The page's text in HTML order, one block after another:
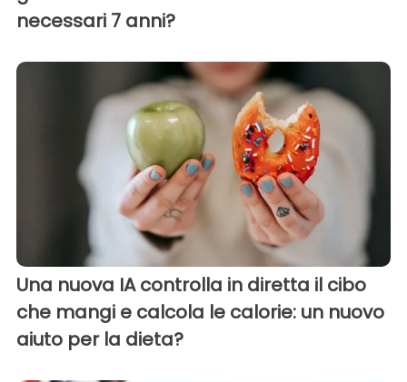
necessari 7 anni?
Una nuova IA controlla in diretta il cibo
che mangi e calcola le calorie: un nuovo
aiuto per la dieta?